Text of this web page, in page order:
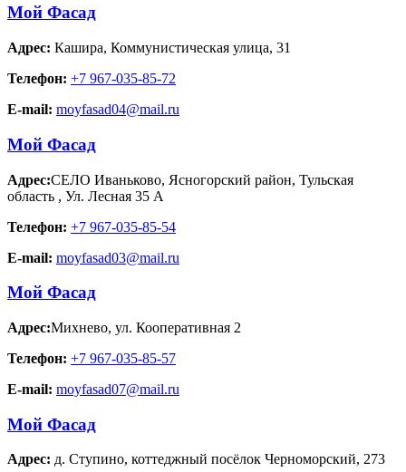
Мой Фасад
Адрес: Кашира, Коммунистическая улица, 31
Телефон: +7 967-035-85-72
E-mail: moyfasad04@mail.ru
Мой Фасад
Адрес:СЕЛО Иваньково, Ясногорский район, Тульская
область , Ул. Лесная 35 А
Телефон: +7 967-035-85-54
E-mail: moyfasad03@mail.ru
Мой Фасад
Адрес:Михнево, ул. Кооперативная 2
Телефон: +7 967-035-85-57
E-mail: moyfasad07@mail.ru
Мой Фасад
Адрес: д. Ступино, коттеджный посёлок Черноморский, 273